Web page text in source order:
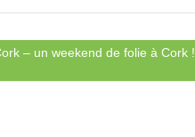
– un weekend de folie à Cork !